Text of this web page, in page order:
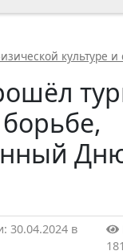
культуре и
30.04.2024 в